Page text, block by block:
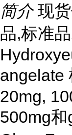
简介 现
品,标准
angelate
20mg,
500mg和